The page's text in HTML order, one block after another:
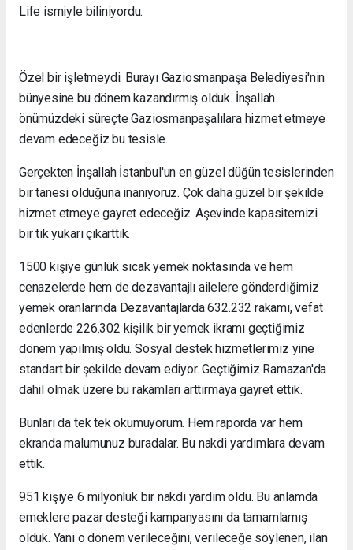
Life ismiyle biliniyordu.
Özel bir işletmeydi. Burayı Gaziosmanpaşa Belediyesi'nin
bünyesine bu dönem kazandırmış olduk. İnşallah
önümüzdeki süreçte Gaziosmanpaşalılara hizmet etmeye
devam edeceğiz bu tesisle.
Gerçekten İnşallah İstanbul'un en güzel düğün tesislerinden
bir tanesi olduğuna inanıyoruz. Çok daha güzel bir şekilde
hizmet etmeye gayret edeceğiz. Aşevinde kapasitemizi
bir tık yukarı çıkarttık.
1500 kişiye günlük sıcak yemek noktasında ve hem
cenazelerde hem de dezavantajlı ailelere gönderdiğimiz
yemek oranlarında Dezavantajlarda 632.232 rakamı, vefat
edenlerde 226.302 kişilik bir yemek ikramı geçtiğimiz
dönem yapılmış oldu. Sosyal destek hizmetlerimiz yine
standart bir şekilde devam ediyor. Geçtiğimiz Ramazan'da
dahil olmak üzere bu rakamları arttırmaya gayret ettik.
Bunları da tek tek okumuyorum. Hem raporda var hem
ekranda malumunuz buradalar. Bu nakdi yardımlara devam
ettik.
951 kişiye 6 milyonluk bir nakdi yardım oldu. Bu anlamda
emeklere pazar desteği kampanyasını da tamamlamış
olduk. Yani o dönem verileceğini, verileceğe söylenen, ilan